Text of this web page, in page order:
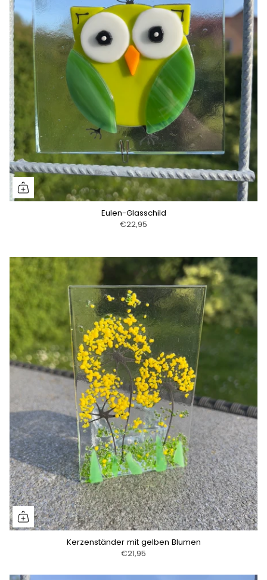
Eulen-Glasschild
€22,95
Kerzenständer mit gelben Blumen
€21,95